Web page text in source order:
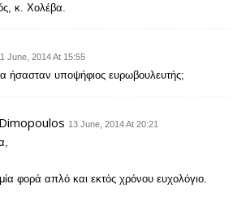
κ. Χολέβα.
June, 2014 At 15:55
ήσασταν υποψήφιος ευρωβουλευτής;
13 June, 2014 At 20:21
φορά απλό και εκτός χρόνου ευχολόγιο.